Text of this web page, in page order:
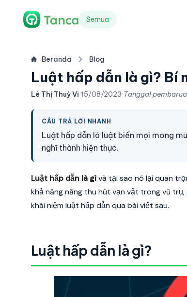
Semua
Beranda Blog
Luật hấp dẫn là gì? Bí
Lê Thị Thuỳ Vi·15/08/2023·Tanggal
CÂU TRẢ LỜI NHANH
Luật hấp dẫn là luật biến mọi mong
nghĩ thành hiện thực.
Luật hấp dẫn là gìvà tại sao nó lại quan
khả năng năng thu hút vạn vật trong vũ
khái niệm luật hấp dẫn qua bài viết sau.
Luật hấp dẫn là gì?